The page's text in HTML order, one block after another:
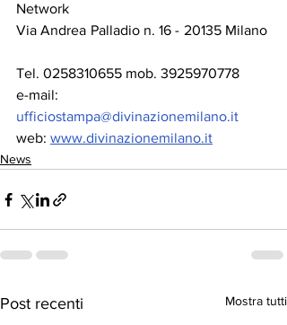
Network
Via Andrea Palladio n. 16 - 20135 Milano
Tel. 0258310655 mob. 3925970778
ufficiostampa@divinazionemilano.it
web: www.divinazionemilano.it
News
Post recenti Mostra tutti